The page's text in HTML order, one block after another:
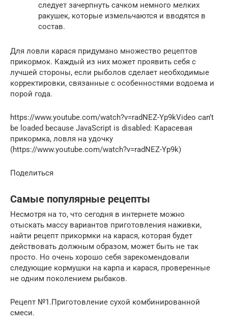
следует зачерпнуть сачком немного мелких
ракушек, которые измельчаются и вводятся в
состав.
Для ловли карася придумано множество рецептов
прикормок. Каждый из них может проявить себя с
лучшей стороны, если рыболов сделает необходимые
корректировки, связанные с особенностями водоема и
порой года.
https://www.youtube.com/watch?v=radNEZ-Yp9kVideo can’t
be loaded because JavaScript is disabled: Карасевая
прикормка, ловля на удочку
(https://www.youtube.com/watch?v=radNEZ-Yp9k)
Поделиться
Самые популярные рецепты
Несмотря на то, что сегодня в интернете можно
отыскать массу вариантов приготовления наживки,
найти рецепт прикормки на карася, которая будет
действовать должным образом, может быть не так
просто. Но очень хорошо себя зарекомендовали
следующие кормушки на карпа и карася, проверенные
не одним поколением рыбаков.
Рецепт №1.Приготовление сухой комбинированной
смеси.